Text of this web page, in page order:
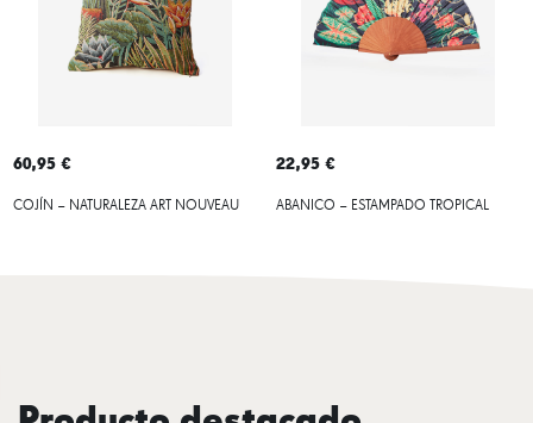
60,95 €
COJÍN – NATURALEZA ART NOUVEAU
22,95 €
ABANICO – ESTAMPADO TROPICAL